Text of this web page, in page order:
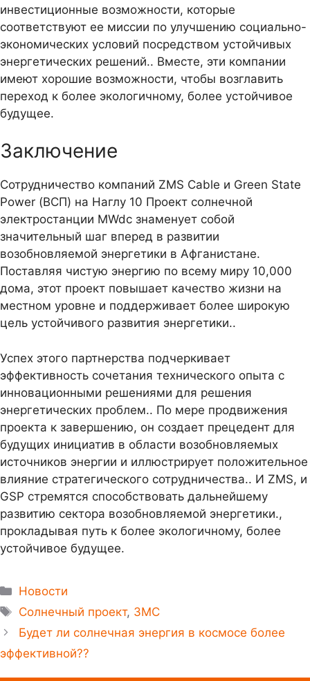
инвестиционные возможности, которые
соответствуют ее миссии по улучшению социально-
экономических условий посредством устойчивых
энергетических решений.. Вместе, эти компании
имеют хорошие возможности, чтобы возглавить
переход к более экологичному, более устойчивое
будущее.
Заключение
Сотрудничество компаний ZMS Cable и Green State
Power (ВСП) на Наглу 10 Проект солнечной
электростанции MWdc знаменует собой
значительный шаг вперед в развитии
возобновляемой энергетики в Афганистане.
Поставляя чистую энергию по всему миру 10,000
дома, этот проект повышает качество жизни на
местном уровне и поддерживает более широкую
цель устойчивого развития энергетики..
Успех этого партнерства подчеркивает
эффективность сочетания технического опыта с
инновационными решениями для решения
энергетических проблем.. По мере продвижения
проекта к завершению, он создает прецедент для
будущих инициатив в области возобновляемых
источников энергии и иллюстрирует положительное
влияние стратегического сотрудничества.. И ZMS, и
GSP стремятся способствовать дальнейшему
развитию сектора возобновляемой энергетики.,
прокладывая путь к более экологичному, более
устойчивое будущее.
Новости
Солнечный проект, ЗМС
Будет ли солнечная энергия в космосе более
эффективной??